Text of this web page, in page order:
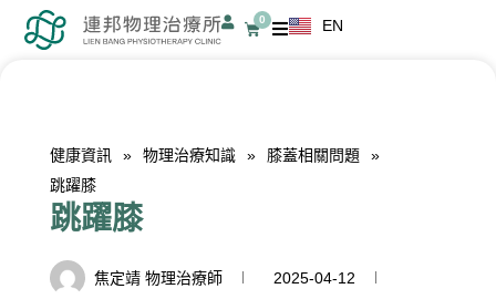
0
購
EN
健康資訊 » 物理治療知識 » 膝蓋相關問題
»
跳躍膝
跳躍膝
焦定靖 物理治療師
2025-04-12